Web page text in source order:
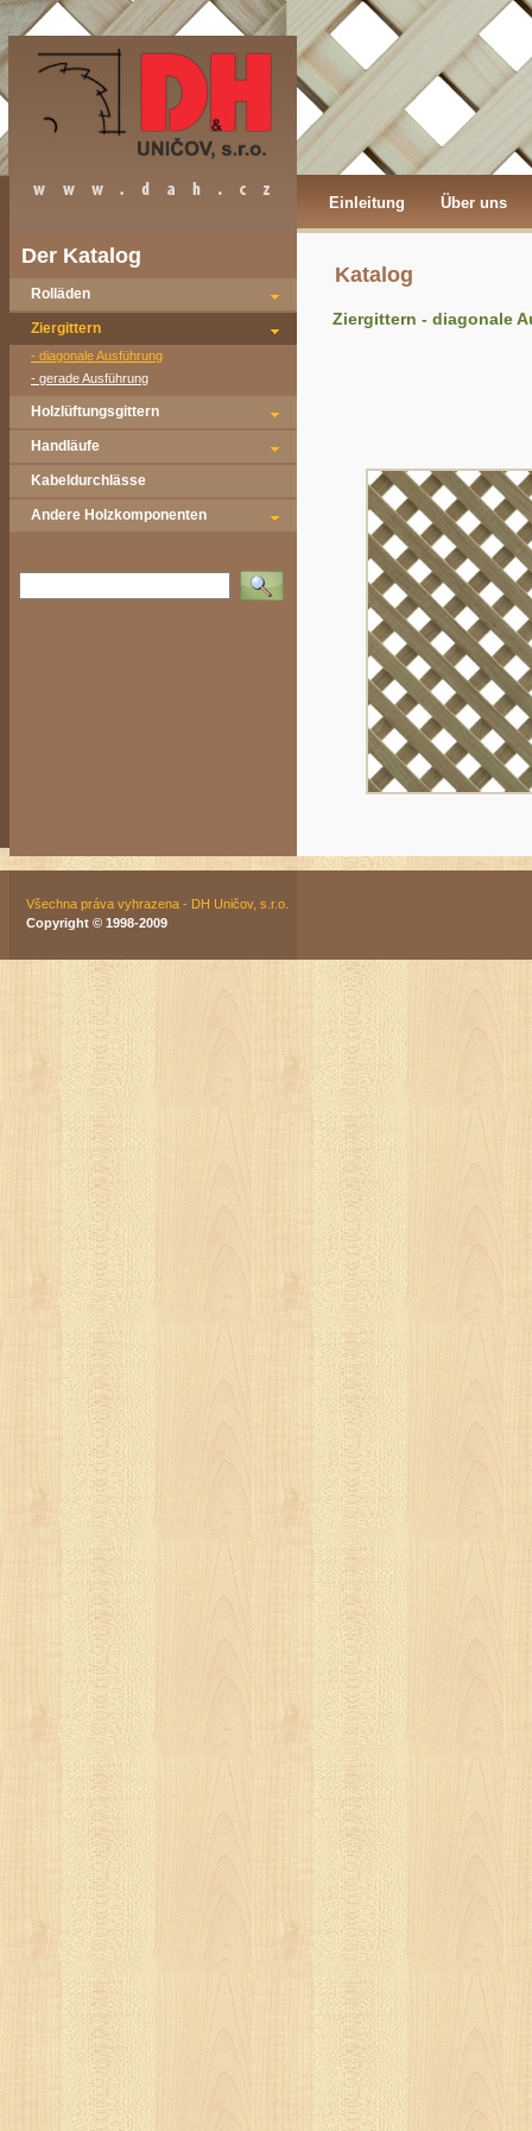
Einleitung Über uns
Der Katalog
Rolläden
Ziergittern
- diagonale Ausführung
- gerade Ausführung
Holzlüftungsgittern
Handläufe
Kabeldurchlässe
Andere Holzkomponenten
Vyhledat
Katalog
Ziergittern - diagonale
Všechna práva vyhrazena - DH Uničov, s.r.o.
Copyright © 1998-2009